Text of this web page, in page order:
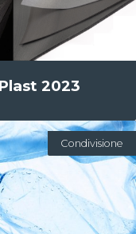
2023
Condivisione